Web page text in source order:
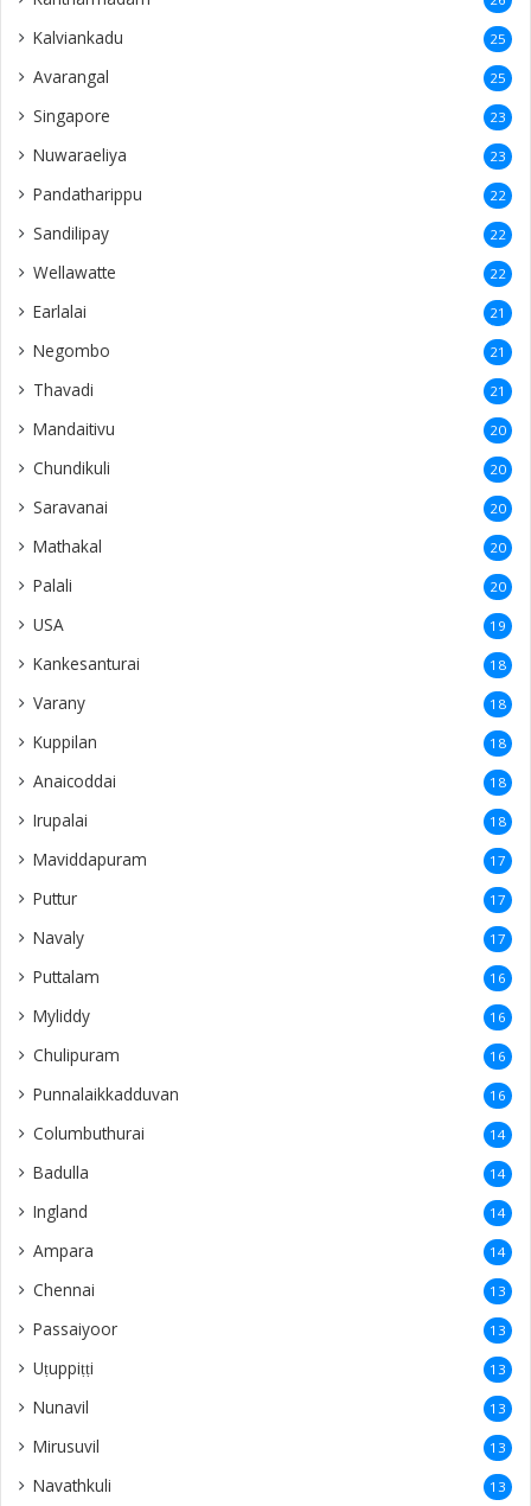
Kalviankadu 25
Avarangal 25
Singapore 23
Nuwaraeliya 23
Pandatharippu 22
Sandilipay 22
Wellawatte 22
Earlalai 21
Negombo 21
Thavadi 21
Mandaitivu 20
Chundikuli 20
Saravanai 20
Mathakal 20
Palali 20
USA 19
Kankesanturai 18
Varany 18
Kuppilan 18
Anaicoddai 18
Irupalai 18
Maviddapuram 17
Puttur 17
Navaly 17
Puttalam 16
Myliddy 16
Chulipuram 16
Punnalaikkadduvan 16
Columbuthurai 14
Badulla 14
Ingland 14
Ampara 14
Chennai 13
Passaiyoor 13
Uṭuppiṭṭi 13
Nunavil 13
Mirusuvil 13
Navathkuli 13